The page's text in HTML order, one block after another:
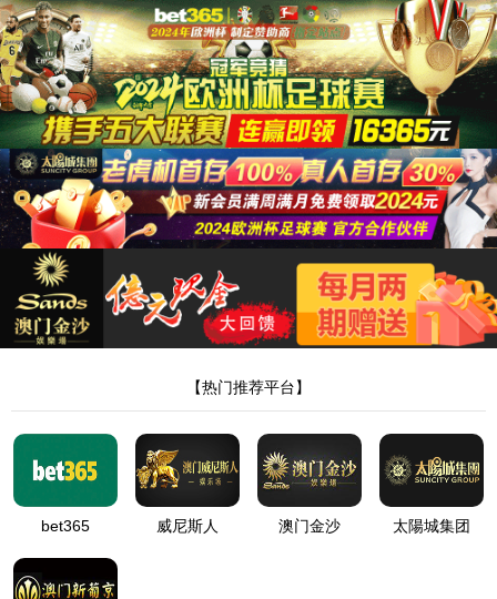
太阳集团tyc151cc
您访问的页面不存在，请核对后重试！
返回首页